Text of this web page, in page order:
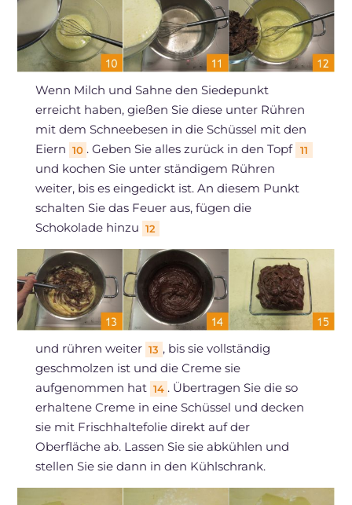
Wenn Milch und Sahne den Siedepunkt
erreicht haben, gießen Sie diese unter Rühren
mit dem Schneebesen in die Schüssel mit den
Eiern 10 . Geben Sie alles zurück in den Topf 11
und kochen Sie unter ständigem Rühren
weiter, bis es eingedickt ist. An diesem Punkt
schalten Sie das Feuer aus, fügen die
Schokolade hinzu 12
und rühren weiter 13 , bis sie vollständig
geschmolzen ist und die Creme sie
aufgenommen hat 14 . Übertragen Sie die so
erhaltene Creme in eine Schüssel und decken
sie mit Frischhaltefolie direkt auf der
Oberfläche ab. Lassen Sie sie abkühlen und
stellen Sie sie dann in den Kühlschrank.